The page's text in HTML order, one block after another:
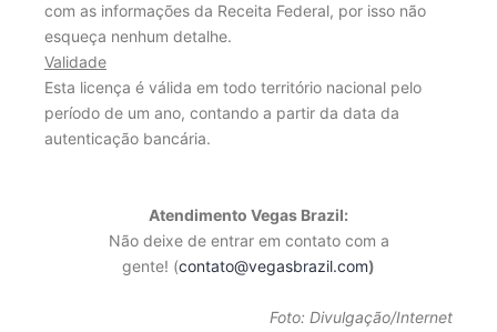
com as informações da Receita Federal, por isso não
esqueça nenhum detalhe.
Validade
Esta licença é válida em todo território nacional pelo
período de um ano, contando a partir da data da
autenticação bancária.
Atendimento Vegas Brazil:
Não deixe de entrar em contato com a
gente! (contato@vegasbrazil.com)
Foto: Divulgação/Internet